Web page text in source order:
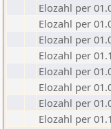
Elozahl per
Elozahl per
Elozahl per
Elozahl per
Elozahl per
Elozahl per
Elozahl per
Elozahl per